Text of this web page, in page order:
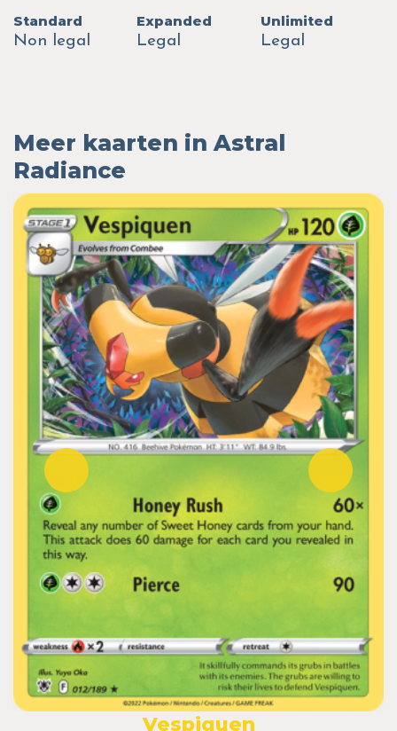
Standard
Non legal
Expanded
Legal
Unlimited
Legal
Meer kaarten in Astral
Radiance
Vespiquen